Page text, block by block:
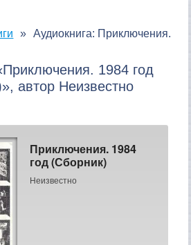
Аудиокнига: Приключения.
1984 год
автор Неизвестно
Приключения. 1984
год (Сборник)
Неизвестно